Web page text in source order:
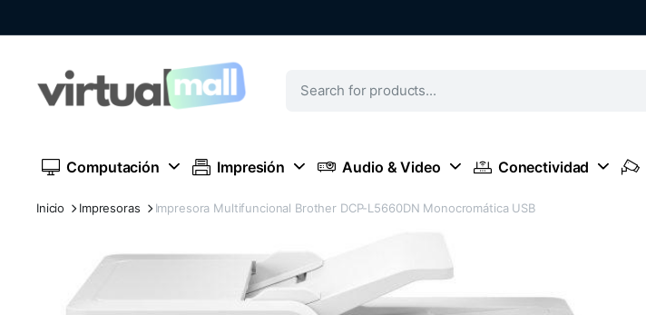
Computación Impresión Audio & Video Conectividad
Inicio Impresoras Impresora Multifuncional Brother DCP-L5660DN Monocromática USB